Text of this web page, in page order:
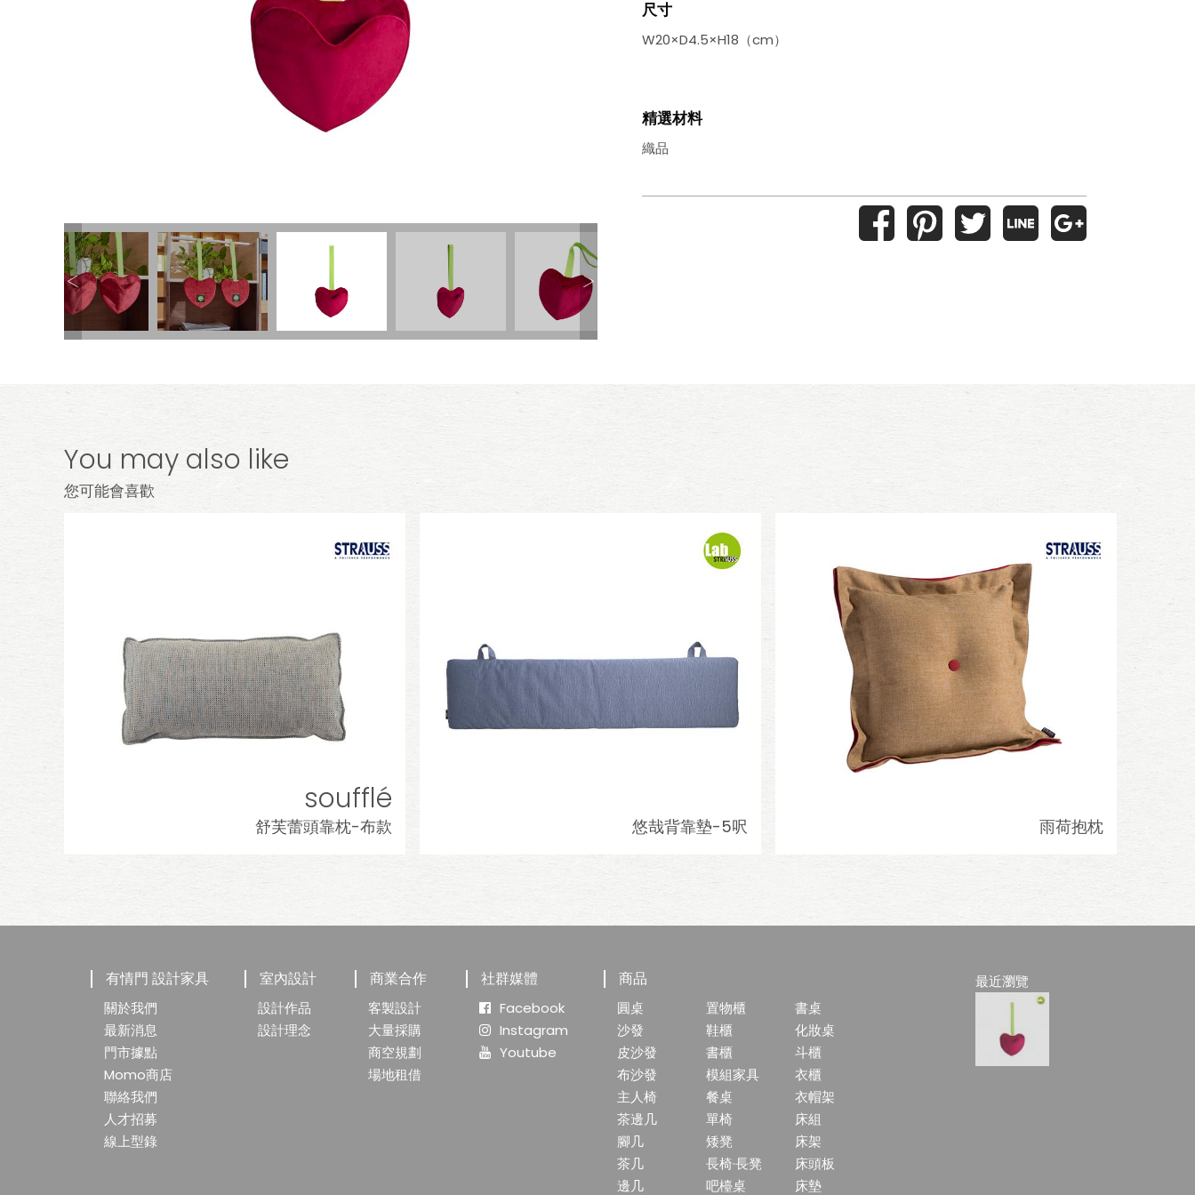
尺寸
W20×D4.5×H18（cm）
精選材料
織品
You may also like
您可能會喜歡
soufflé
舒芙蕾頭靠枕-布款 悠哉背靠墊-5呎 雨荷抱枕
有情門 設計家具
關於我們
最新消息
門市據點
Momo商店
聯絡我們
人才招募
線上型錄
室內設計
設計作品
設計理念
商業合作
客製設計
大量採購
商空規劃
場地租借
社群媒體
Facebook
Instagram
Youtube
商品
圓桌
沙發
皮沙發
布沙發
主人椅
茶邊几
腳几
茶几
邊几
置物櫃
鞋櫃
書櫃
模組家具
餐桌
單椅
矮凳
長椅·長凳
吧檯桌
書桌
化妝桌
斗櫃
衣櫃
衣帽架
床組
床架
床頭板
床墊
最近瀏覽